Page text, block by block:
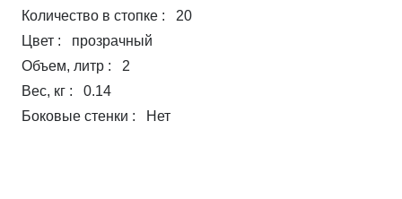
Количество в стопке : 20
Цвет : прозрачный
Объем, литр : 2
Вес, кг : 0.14
Боковые стенки : Нет